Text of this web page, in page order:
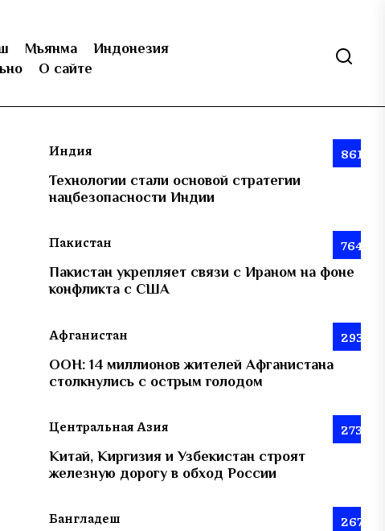
Мьянма
Индонезия
О сайте
Индия 861
Технологии стали основой стратегии
нацбезопасности Индии
Пакистан 764
Пакистан укрепляет связи с Ираном на фоне
конфликта с США
Афганистан 293
ООН: 14 миллионов жителей Афганистана
столкнулись с острым голодом
Центральная Азия 273
Китай, Киргизия и Узбекистан строят
железную дорогу в обход России
Бангладеш 267